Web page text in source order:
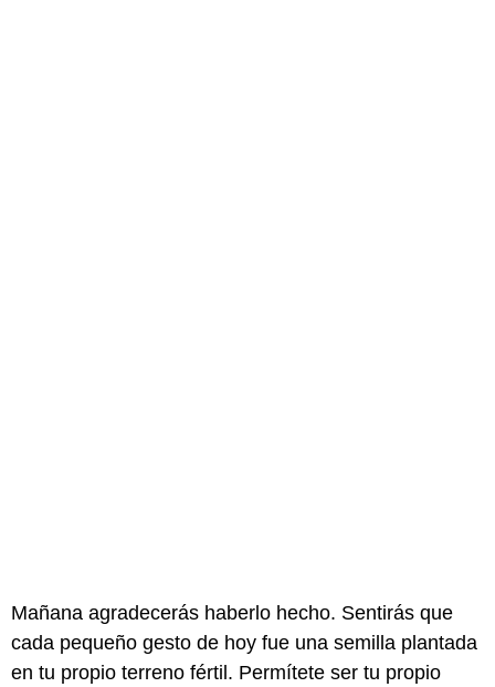
Mañana agradecerás haberlo hecho. Sentirás que
cada pequeño gesto de hoy fue una semilla plantada
en tu propio terreno fértil. Permítete ser tu propio